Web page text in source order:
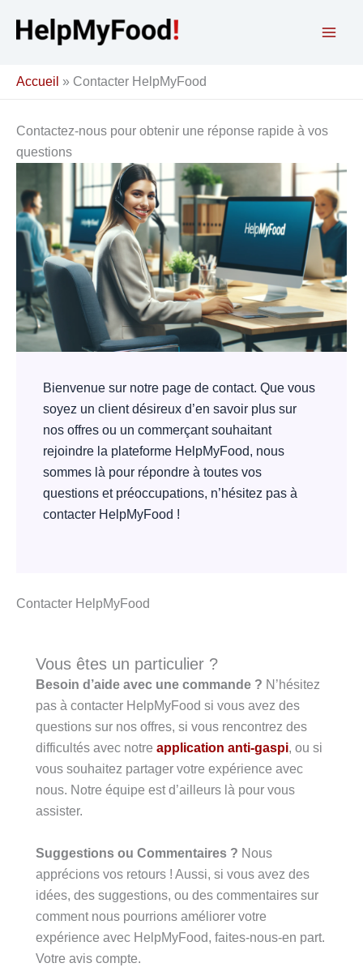
Accueil » Contacter HelpMyFood
Contactez-nous pour obtenir une réponse rapide à vos
questions
Bienvenue sur notre page de contact. Que vous
soyez un client désireux d’en savoir plus sur
nos offres ou un commerçant souhaitant
rejoindre la plateforme HelpMyFood, nous
sommes là pour répondre à toutes vos
questions et préoccupations, n’hésitez pas à
contacter HelpMyFood !
Contacter HelpMyFood
Vous êtes un particulier ?
Besoin d’aide avec une commande ? N’hésitez
pas à contacter HelpMyFood si vous avez des
questions sur nos offres, si vous rencontrez des
difficultés avec notre application anti-gaspi, ou si
vous souhaitez partager votre expérience avec
nous. Notre équipe est d’ailleurs là pour vous
assister.
Suggestions ou Commentaires ? Nous
apprécions vos retours ! Aussi, si vous avez des
idées, des suggestions, ou des commentaires sur
comment nous pourrions améliorer votre
expérience avec HelpMyFood, faites-nous-en part.
Votre avis compte.